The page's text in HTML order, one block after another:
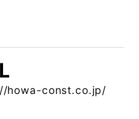
howa-const.co.jp/